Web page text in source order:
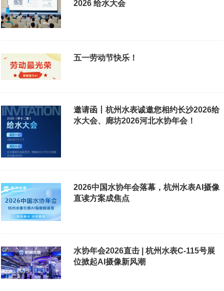
2026 给水大会
五一劳动节快乐！
邀请函丨杭州水表诚邀您相约长沙2026给
水大会、廊坊2026河北水协年会！
2026中国水协年会落幕，杭州水表AI摄像
直读方案成焦点
水协年会2026直击 | 杭州水表C-115号展
位掀起AI摄像新风潮